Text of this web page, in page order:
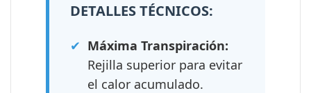
DETALLES TÉCNICOS:
✔ Máxima Transpiración:
Rejilla superior para evitar
el calor acumulado.